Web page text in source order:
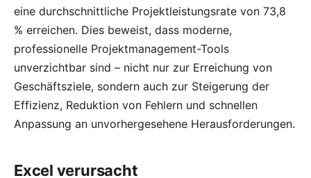
eine durchschnittliche Projektleistungsrate von 73,8
% erreichen. Dies beweist, dass moderne,
professionelle Projektmanagement-Tools
unverzichtbar sind – nicht nur zur Erreichung von
Geschäftsziele, sondern auch zur Steigerung der
Effizienz, Reduktion von Fehlern und schnellen
Anpassung an unvorhergesehene Herausforderungen.
Excel verursacht